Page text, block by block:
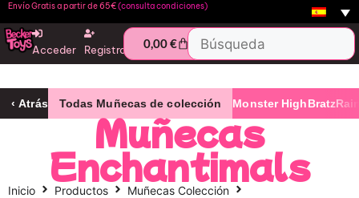
Envío Gratis a partir de 65€(consulta condiciones)
Acceder Registro 0,00€
‹ Atrás Todas Muñecas de colección Monster HighBratz
Muñecas
Enchantimals
Inicio Productos
Muñecas Colección